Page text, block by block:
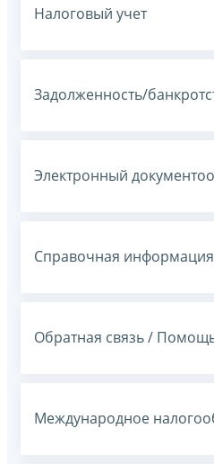
Налоговый учет
Задолженность/
Электронный
Справочная информация
Обратная связь /
Международное